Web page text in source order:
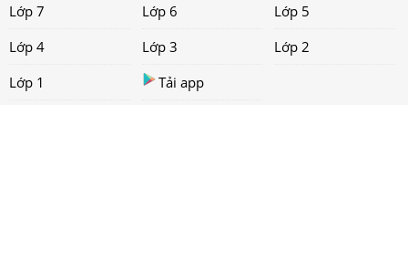
Lớp 7
Lớp 6
Lớp 5
Lớp 4
Lớp 3
Lớp 2
Lớp 1
Tải app